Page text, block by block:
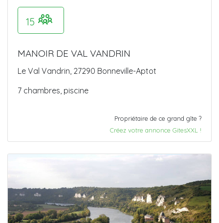
15
MANOIR DE VAL VANDRIN
Le Val Vandrin, 27290 Bonneville-Aptot
7 chambres, piscine
Propriétaire de ce grand gîte ?
Créez votre annonce GitesXXL !